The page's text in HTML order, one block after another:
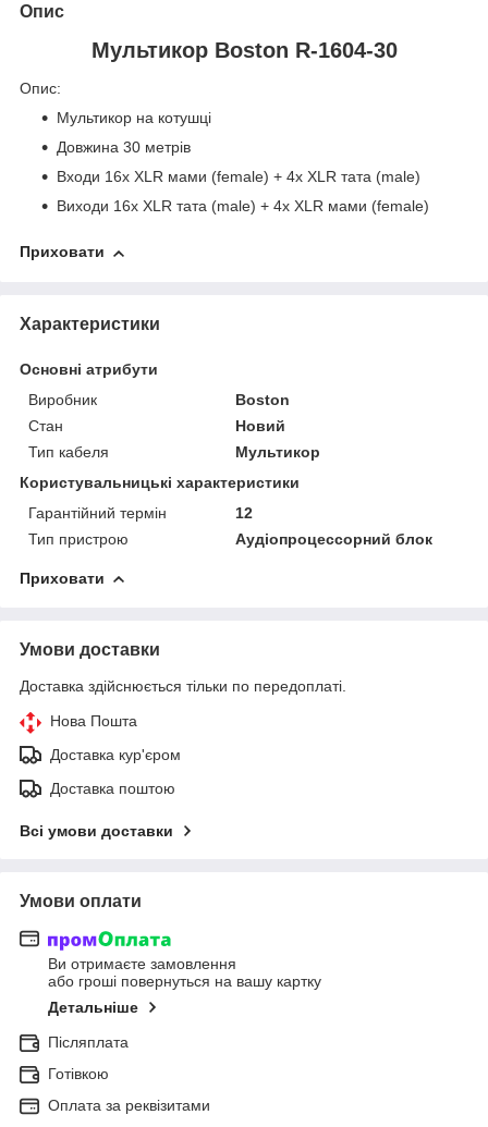
Опис
Мультикор Boston R-1604-30
Опис:
Мультикор на котушці
Довжина 30 метрів
Входи 16x XLR мами (female) + 4x XLR тата (male)
Виходи 16x XLR тата (male) + 4x XLR мами (female)
Приховати
Характеристики
Основні атрибути
Виробник
Boston
Стан
Новий
Тип кабеля
Мультикор
Користувальницькі характеристики
Гарантійний термін
12
Тип пристрою
Аудіопроцессорний блок
Приховати
Умови доставки
Доставка здійснюється тільки по передоплаті.
Нова Пошта
Доставка кур'єром
Доставка поштою
Всі умови доставки
Умови оплати
Ви отримаєте замовлення
або гроші повернуться на вашу картку
Детальніше
Післяплата
Готівкою
Оплата за реквізитами